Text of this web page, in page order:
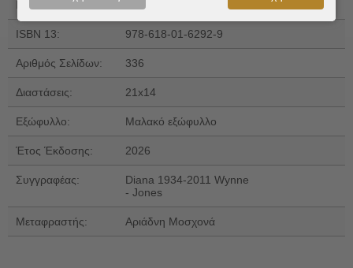
Εκδόσεις:
ISBN 13: 978-618-01-6292-9
Αριθμός Σελίδων: 336
Διαστάσεις: 21x14
Εξώφυλλο: Μαλακό εξώφυλλο
Έτος Έκδοσης: 2026
Συγγραφέας:
Diana 1934-2011 Wynne
- Jones
Μεταφραστής: Αριάδνη Μοσχονά